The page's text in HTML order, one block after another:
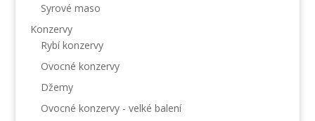
Syrové maso
Konzervy
Rybí konzervy
Ovocné konzervy
Džemy
Ovocné konzervy - velké balení